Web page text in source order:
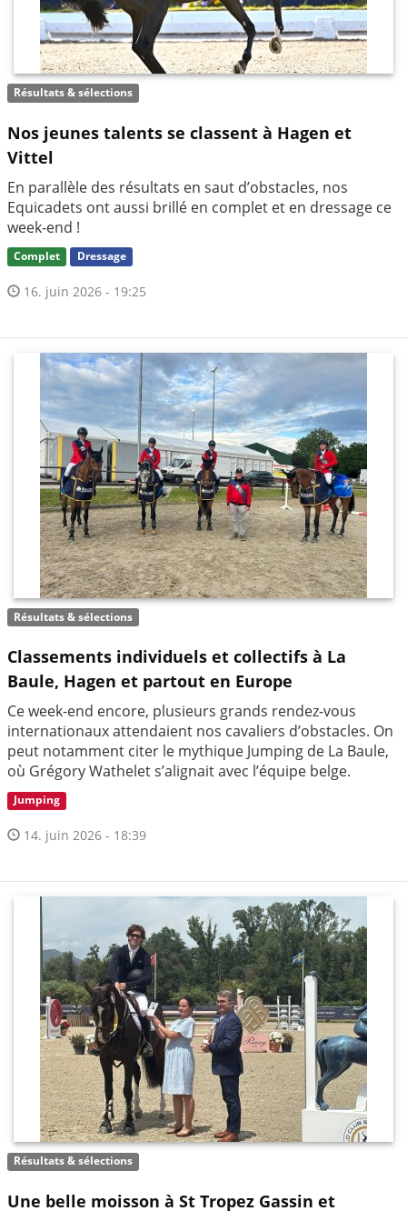
Résultats & sélections
Nos jeunes talents se classent à Hagen et
Vittel
En parallèle des résultats en saut d’obstacles, nos
Equicadets ont aussi brillé en complet et en dressage ce
week-end !
Complet Dressage
16. juin 2026 - 19:25
Résultats & sélections
Classements individuels et collectifs à La
Baule, Hagen et partout en Europe
Ce week-end encore, plusieurs grands rendez-vous
internationaux attendaient nos cavaliers d’obstacles. On
peut notamment citer le mythique Jumping de La Baule,
où Grégory Wathelet s’alignait avec l’équipe belge.
Jumping
14. juin 2026 - 18:39
Résultats & sélections
Une belle moisson à St Tropez Gassin et